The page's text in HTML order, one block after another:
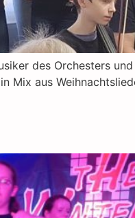
des Orchesters
Mix aus